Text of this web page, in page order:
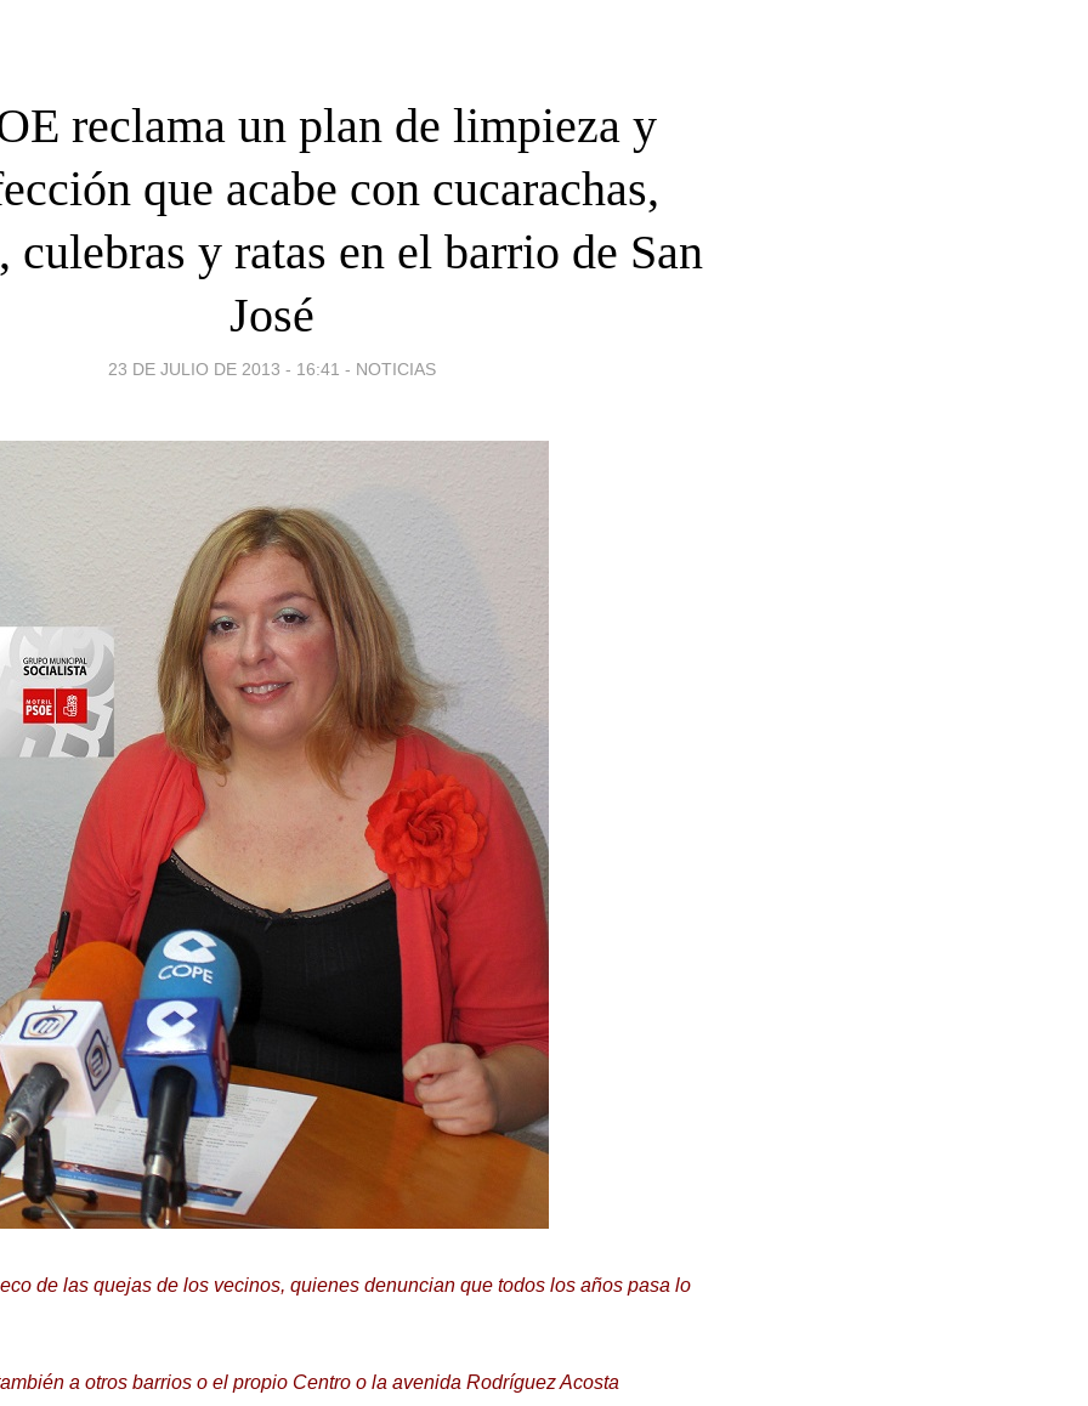
reclama un plan de limpieza y
que acabe con cucarachas,
culebras y ratas en el barrio de San
José
23 DE JULIO DE 2013 - 16:41 - NOTICIAS
de las quejas de los vecinos, quienes denuncian que todos los años pasa lo
a otros barrios o el propio Centro o la avenida Rodríguez Acosta